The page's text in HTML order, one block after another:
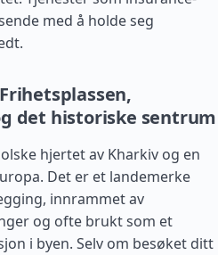
med å holde seg
det historiske sentrum
hjertet av Kharkiv og en
Det er et landemerke
innrammet av
og ofte brukt som et
i byen. Selv om besøket ditt